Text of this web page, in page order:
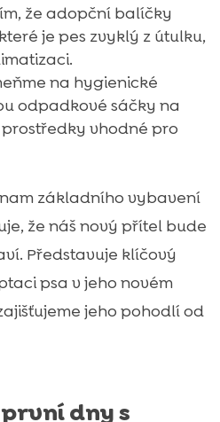
že adopční balíčky
je pes zvyklý z útulku,
na hygienické
odpadkové sáčky na
vhodné pro
základního vybavení
že náš nový přítel bude
Představuje klíčový
psa v jeho novém
jeho pohodlí od
dny s